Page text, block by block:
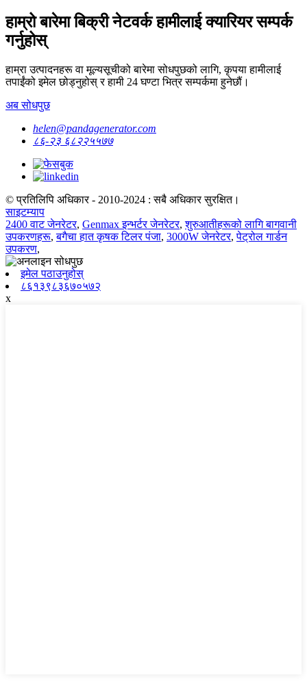
हाम्रो बारेमा बिक्री नेटवर्क हामीलाई क्यारियर सम्पर्क
गर्नुहोस्
हाम्रा उत्पादनहरू वा मूल्यसूचीको बारेमा सोधपुछको लागि, कृपया हामीलाई
तपाईंको इमेल छोड्नुहोस् र हामी 24 घण्टा भित्र सम्पर्कमा हुनेछौं।
अब सोधपुछ
helen@pandagenerator.com
८६-२३ ६८२२५५७७
© प्रतिलिपि अधिकार - 2010-2024 : सबै अधिकार सुरक्षित।
साइटम्याप
2400 वाट जेनरेटर, Genmax इन्भर्टर जेनरेटर,शुरुआतीहरूको लागि बागवानी
उपकरणहरू,बगैचा हात कृषक टिलर पंजा, 3000W जेनरेटर,पेट्रोल गार्डन
उपकरण,
इमेल पठाउनुहोस्
८६१३९८३६७०५७२
x